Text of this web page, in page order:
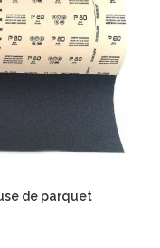
de parquet